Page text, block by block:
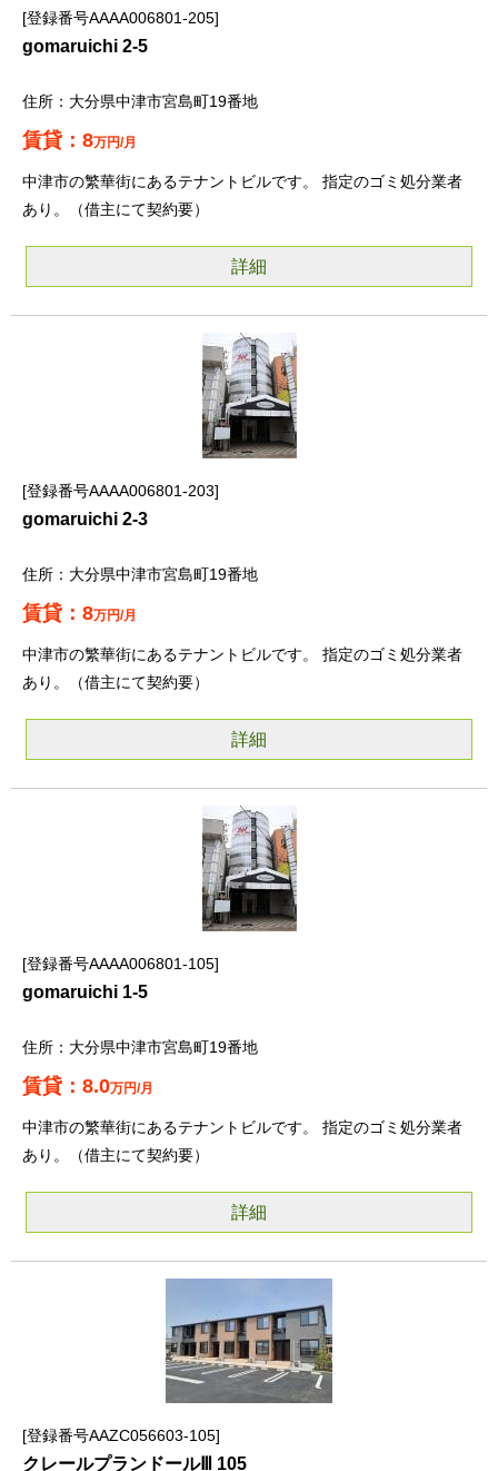
登録番号AAAA006801-205
gomaruichi 2-5
大分県中津市宮島町19番地
8万円/月
中津市の繁華街にあるテナントビルです。 指定のゴミ処分業者
あり。（借主にて契約要）
詳細
登録番号AAAA006801-203
gomaruichi 2-3
大分県中津市宮島町19番地
8万円/月
中津市の繁華街にあるテナントビルです。 指定のゴミ処分業者
あり。（借主にて契約要）
詳細
登録番号AAAA006801-105
gomaruichi 1-5
大分県中津市宮島町19番地
8.0万円/月
中津市の繁華街にあるテナントビルです。 指定のゴミ処分業者
あり。（借主にて契約要）
詳細
登録番号AAZC056603-105
クレールプランドールⅢ 105